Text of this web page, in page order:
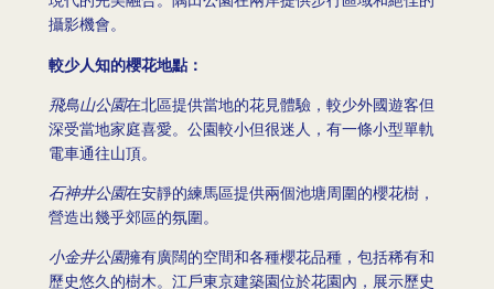
攝影機會。
較少人知的櫻花地點：
飛鳥山公園在北區提供當地的花見體驗，較少外國遊客但
深受當地家庭喜愛。公園較小但很迷人，有一條小型單軌
電車通往山頂。
石神井公園在安靜的練馬區提供兩個池塘周圍的櫻花樹，
營造出幾乎郊區的氛圍。
小金井公園擁有廣闊的空間和各種櫻花品種，包括稀有和
歷史悠久的樹木。江戶東京建築園位於花園內，展示歷史